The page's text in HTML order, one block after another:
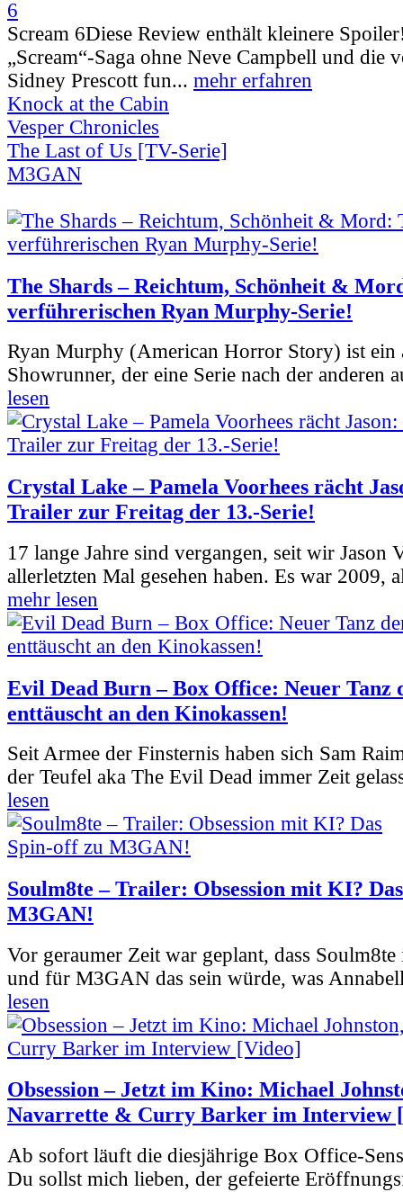
Scream 6Diese Review enthält kleinere
„Scream“-Saga ohne Neve Campbell und die
Sidney Prescott fun... mehr erfahren
Knock at the Cabin
Vesper Chronicles
The Last of Us [TV-Serie]
M3GAN
The Shards – Reichtum, Schönheit &
verführerischen Ryan Murphy-Serie!
Ryan Murphy (American Horror Story) ist ein
Showrunner, der eine Serie nach der anderen
lesen
Crystal Lake – Pamela Voorhees rächt
Trailer zur Freitag der 13.-Serie!
17 lange Jahre sind vergangen, seit wir Jason
allerletzten Mal gesehen haben. Es war 2009,
mehr lesen
Evil Dead Burn – Box Office: Neuer Tanz
enttäuscht an den Kinokassen!
Seit Armee der Finsternis haben sich Sam
der Teufel aka The Evil Dead immer Zeit
lesen
Soulm8te – Trailer: Obsession mit KI?
M3GAN!
Vor geraumer Zeit war geplant, dass
und für M3GAN das sein würde, was
lesen
Obsession – Jetzt im Kino: Michael
Navarrette & Curry Barker im Interview
Ab sofort läuft die diesjährige Box Office-
Du sollst mich lieben, der gefeierte